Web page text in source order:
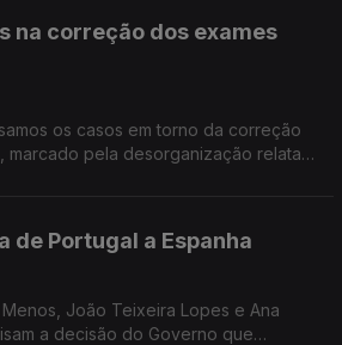
na correção dos exames
os casos em torno da correção
marcado pela desorganização relatada
de Portugal a Espanha
João Teixeira Lopes e Ana
a decisão do Governo que